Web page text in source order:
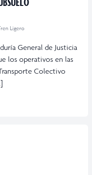
Ligero
General de Justicia
los operativos en las
Colectivo